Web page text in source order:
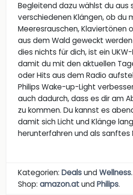
Begleitend dazu wählst du aus
verschiedenen Klängen, ob du
Meeresrauschen, Klaviertönen
aus dem Wald geweckt
dies nichts für dich, ist ein
damit du mit den aktuellen
oder Hits aus dem Radio
Philips Wake-up-Light
auch dadurch, dass es dir am
zu kommen. Du kannst es
damit sich Licht und Klänge
herunterfahren und als sanftes
Kategorien: DealsundWellness.
Shop: amazon.atundPhilips.